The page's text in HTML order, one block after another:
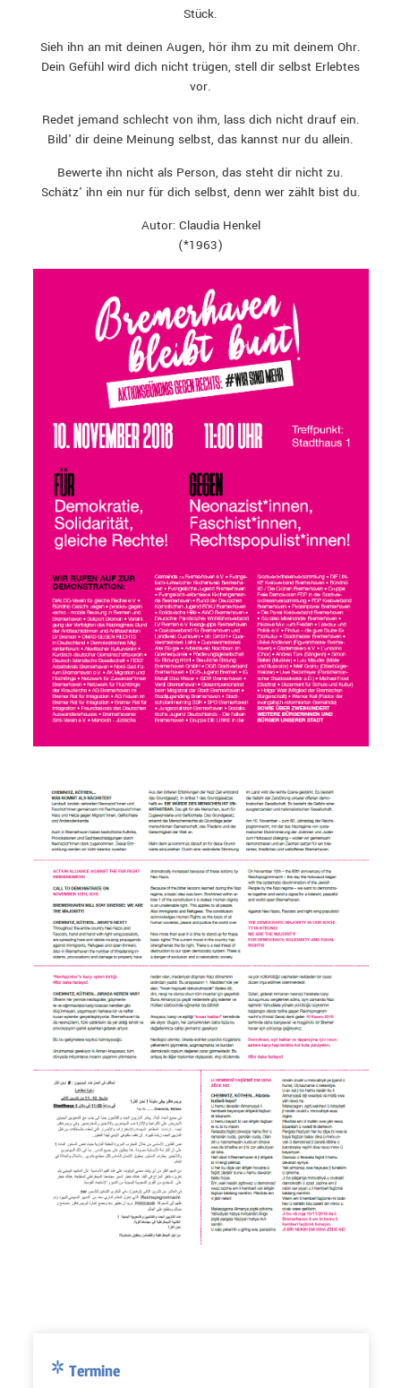
Stück.
Sieh ihn an mit deinen Augen, hör ihm zu mit deinem Ohr.
Dein Gefühl wird dich nicht trügen, stell dir selbst Erlebtes
vor.
Redet jemand schlecht von ihm, lass dich nicht drauf ein.
Bild' dir deine Meinung selbst, das kannst nur du allein.
Bewerte ihn nicht als Person, das steht dir nicht zu.
Schätz' ihn ein nur für dich selbst, denn wer zählt bist du.
Autor: Claudia Henkel
(*1963)
Termine